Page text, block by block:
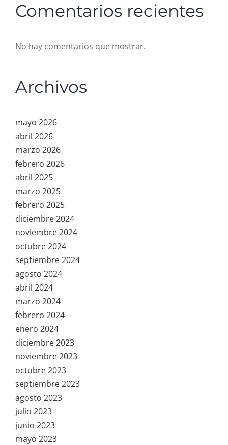
Comentarios recientes
No hay comentarios que mostrar.
Archivos
mayo 2026
abril 2026
marzo 2026
febrero 2026
abril 2025
marzo 2025
febrero 2025
diciembre 2024
noviembre 2024
octubre 2024
septiembre 2024
agosto 2024
abril 2024
marzo 2024
febrero 2024
enero 2024
diciembre 2023
noviembre 2023
octubre 2023
septiembre 2023
agosto 2023
julio 2023
junio 2023
mayo 2023